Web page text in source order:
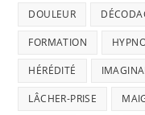
DOULEUR
FORMATION
HÉRÉDITÉ
LÂCHER-PRISE